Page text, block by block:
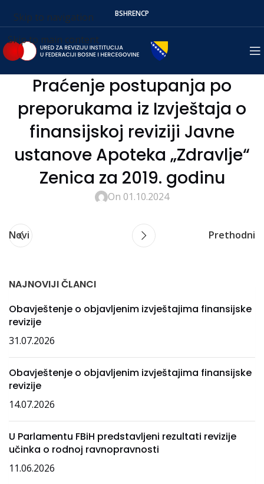
Skip to navigation
Skip to main content
BSHRENСР
Praćenje postupanja po
preporukama iz Izvještaja o
finansijskoj reviziji Javne
ustanove Apoteka „Zdravlje“
Zenica za 2019. godinu
On 01.10.2024
Novi Prethodni
NAJNOVIJI ČLANCI
Obavještenje o objavljenim izvještajima finansijske
revizije
31.07.2026
Obavještenje o objavljenim izvještajima finansijske
revizije
14.07.2026
U Parlamentu FBiH predstavljeni rezultati revizije
učinka o rodnoj ravnopravnosti
11.06.2026